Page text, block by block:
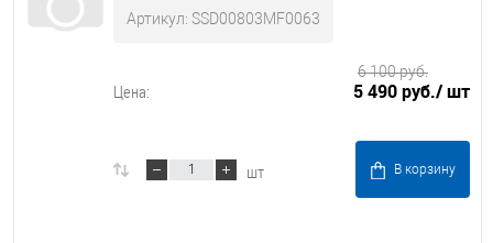
Артикул: SSD00803MF0063
Цена: 5 490 руб./ шт
6 100 руб.
шт В корзину